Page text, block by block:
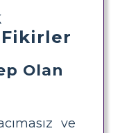
Fikirler
Olan
ve